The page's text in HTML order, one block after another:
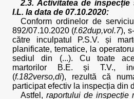
2.3. Activitatea de
I.L. la data de 07.10.2020:
Conform ordinelor de
892/07.10.2020 (f.62dup,vol.7),
către inculpatul P.S.V. și
planificate, tematice, la
sediul din (...). Cu toate
martorilor B.E. și T.V.,
(f.182verso,di), rezultă că
participat efectiv la inspecția din
Astfel, raportului de inspecție